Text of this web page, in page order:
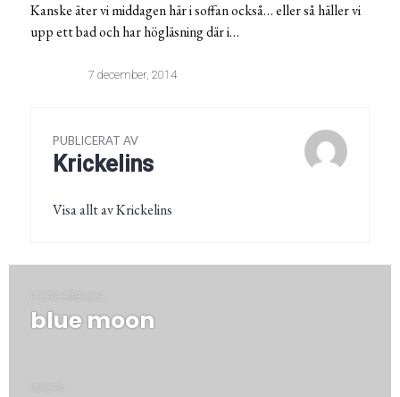
Kanske äter vi middagen här i soffan också… eller så häller vi
upp ett bad och har högläsning där i…
7 december, 2014
PUBLICERAT AV
Krickelins
Visa allt av Krickelins
FÖREGÅENDE
Föregående
blue moon
NÄSTA